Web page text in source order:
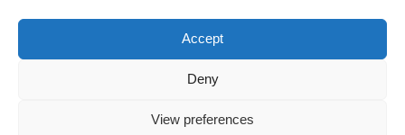
Accept
Deny
View preferences
αφορά μόνο τους «ευπαθείς»
Υπάρχουν παράγοντες που αυξάνουν σημαντικά τον κίνδυνο
εμφάνισης καρκίνου του δέρματος:
Ανοιχτόχρωμο δέρμα, ξανθά ή κοκκινωπά μαλλιά, φακίδες,